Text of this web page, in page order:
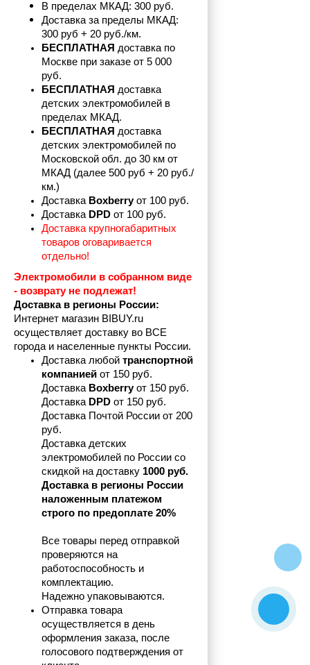
В пределах МКАД: 300 руб.
Доставка за пределы МКАД:
300 руб + 20 руб./км.
БЕСПЛАТНАЯ доставка по
Москве при заказе от 5 000
руб.
БЕСПЛАТНАЯ доставка
детских электромобилей в
пределах МКАД.
БЕСПЛАТНАЯ доставка
детских электромобилей по
Московской обл. до 30 км от
МКАД (далее 500 руб + 20 руб./
км.)
Доставка Boxberry от 100 руб.
Доставка DPD от 100 руб.
Доставка крупногабаритных
товаров оговаривается
отдельно!
Электромобили в собранном виде
- возврату не подлежат!
Доставка в регионы России:
Интернет магазин BIBUY.ru
осуществляет доставку во ВСЕ
города и населенные пункты России.
Доставка любой транспортной
компанией от 150 руб.
Доставка Boxberry от 150 руб.
Доставка DPD от 150 руб.
Доставка Почтой России от 200
руб.
Доставка детских
электромобилей по России со
скидкой на доставку 1000 руб.
Доставка в регионы России
наложенным платежом
строго по предоплате 20%
Все товары перед отправкой
проверяются на
работоспособность и
комплектацию.
Надежно упаковываются.
Отправка товара
осуществляется в день
оформления заказа, после
голосового подтверждения от